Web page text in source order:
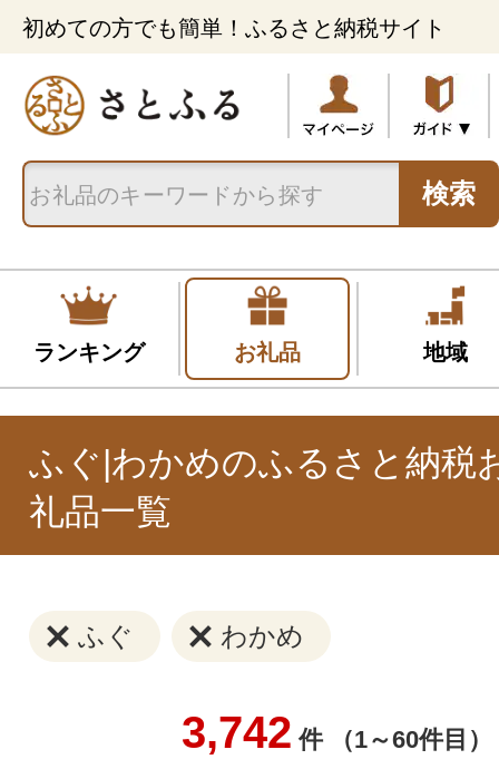
初めての方でも簡単！ふるさと納税サイト
検索
ランキング お礼品 地域
ふぐ|わかめのふるさと納税
礼品一覧
ふぐ わかめ
3,742 件 （1～60件目）